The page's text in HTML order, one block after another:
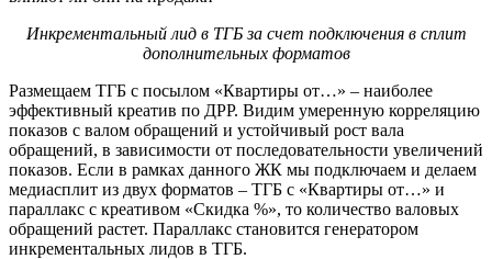
Инкрементальный лид в ТГБ за счет подключения в сплит
дополнительных форматов
Размещаем ТГБ с посылом «Квартиры от…» – наиболее
эффективный креатив по ДРР. Видим умеренную корреляцию
показов с валом обращений и устойчивый рост вала
обращений, в зависимости от последовательности увеличений
показов. Если в рамках данного ЖК мы подключаем и делаем
медиасплит из двух форматов – ТГБ с «Квартиры от…» и
параллакс с креативом «Скидка %», то количество валовых
обращений растет. Параллакс становится генератором
инкрементальных лидов в ТГБ.